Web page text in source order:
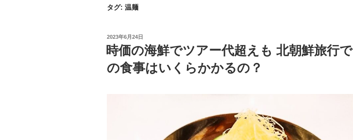
タグ: 温麺
投
稿
日:
2023年6月24日
時価の海鮮でツアー代超えも 北朝鮮旅行で
の食事はいくらかかるの？